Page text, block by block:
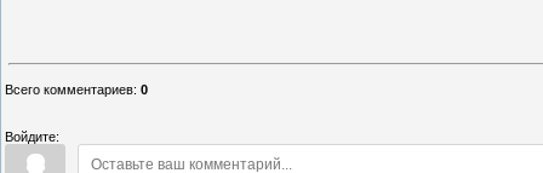
Всего комментариев: 0
Войдите: